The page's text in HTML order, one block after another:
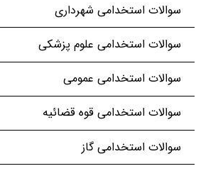
سوالات استخدامی شهرداری
سوالات استخدامی علوم پزشکی
سوالات استخدامی عمومی
سوالات استخدامی قوه قضائیه
سوالات استخدامی گاز